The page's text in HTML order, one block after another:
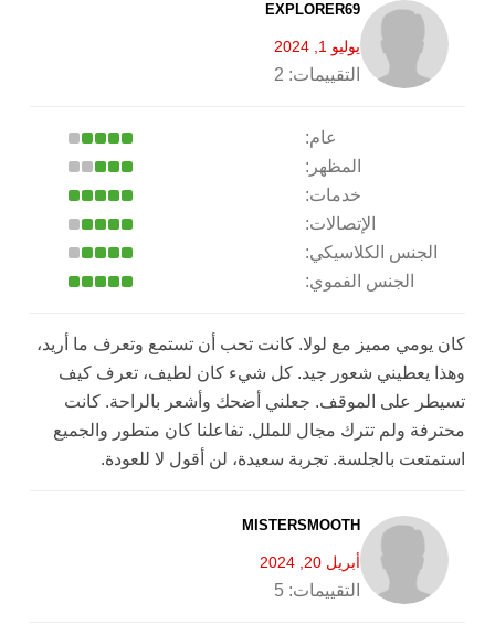
EXPLORER69
يوليو 1, 2024
التقييمات: 2
عام:
المظهر:
خدمات:
الإتصالات:
الجنس الكلاسيكي:
الجنس الفموي:
كان يومي مميز مع لولا. كانت تحب أن تستمع وتعرف ما أريد،
وهذا يعطيني شعور جيد. كل شيء كان لطيف، تعرف كيف
تسيطر على الموقف. جعلني أضحك وأشعر بالراحة. كانت
محترفة ولم تترك مجال للملل. تفاعلنا كان متطور والجميع
استمتعت بالجلسة. تجربة سعيدة، لن أقول لا للعودة.
MISTERSMOOTH
أبريل 20, 2024
التقييمات: 5